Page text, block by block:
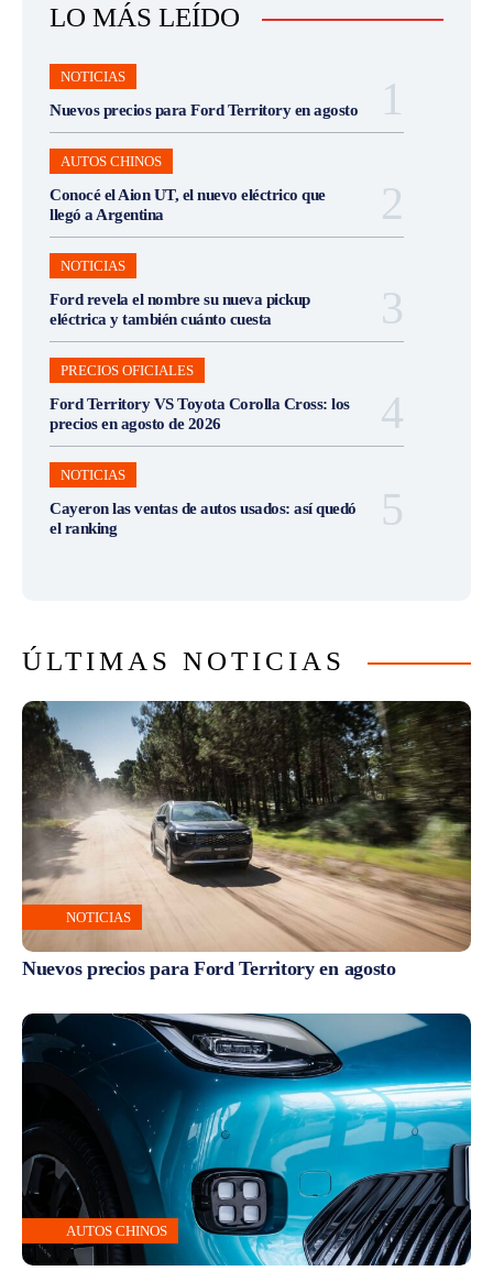
LO MÁS LEÍDO
NOTICIAS
Nuevos precios para Ford Territory en agosto
AUTOS CHINOS
Conocé el Aion UT, el nuevo eléctrico que
llegó a Argentina
NOTICIAS
Ford revela el nombre su nueva pickup
eléctrica y también cuánto cuesta
PRECIOS OFICIALES
Ford Territory VS Toyota Corolla Cross: los
precios en agosto de 2026
NOTICIAS
Cayeron las ventas de autos usados: así quedó
el ranking
ÚLTIMAS NOTICIAS
NOTICIAS
Nuevos precios para Ford Territory en agosto
AUTOS CHINOS